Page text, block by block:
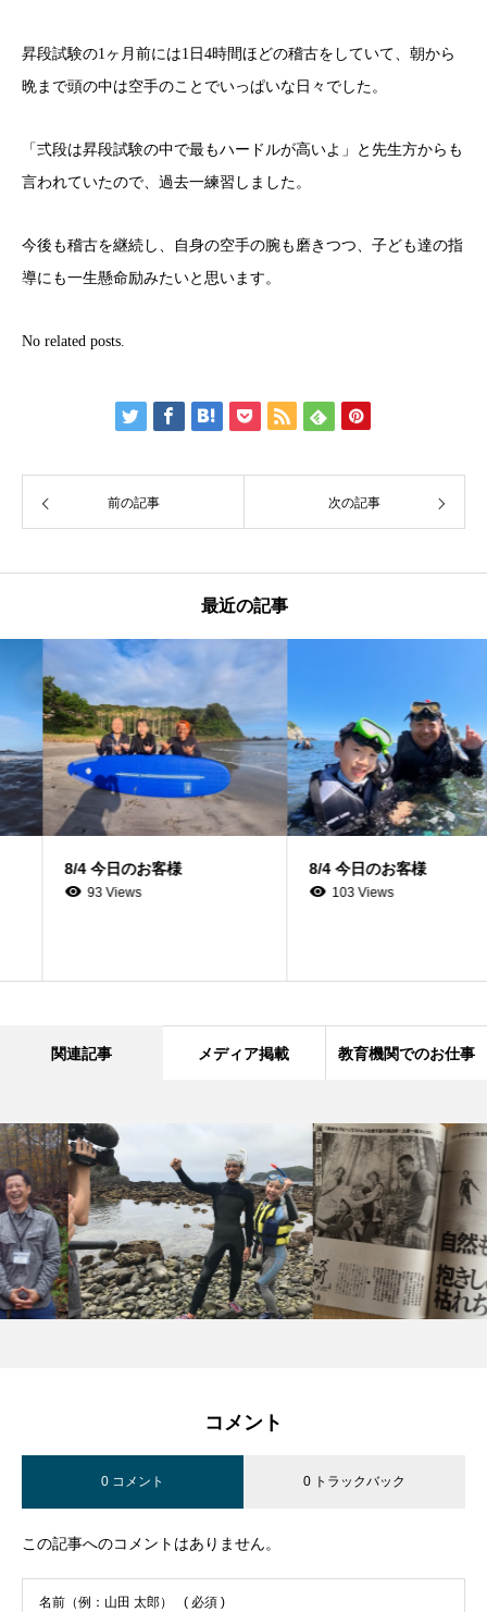
昇段試験の1ヶ月前には1日4時間ほどの稽古をしていて、朝から
晩まで頭の中は空手のことでいっぱいな日々でした。
「弍段は昇段試験の中で最もハードルが高いよ」と先生方からも
言われていたので、過去一練習しました。
今後も稽古を継続し、自身の空手の腕も磨きつつ、子ども達の指
導にも一生懸命励みたいと思います。
No related posts.
前の記事 次の記事
最近の記事
8/4 今日のお客様
93 Views
8/4 今日のお客様
103 Views
関連記事 メディア掲載 教育機関でのお仕事
コメント
0 コメント 0 トラックバック
この記事へのコメントはありません。
名前（例：山田 太郎） ( 必須 )